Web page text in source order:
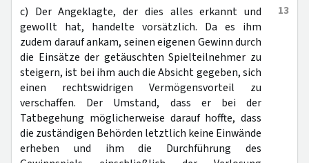
13
c) Der Angeklagte, der dies alles erkannt und
gewollt hat, handelte vorsätzlich. Da es ihm
zudem darauf ankam, seinen eigenen Gewinn durch
die Einsätze der getäuschten Spielteilnehmer zu
steigern, ist bei ihm auch die Absicht gegeben, sich
einen rechtswidrigen Vermögensvorteil zu
verschaffen. Der Umstand, dass er bei der
Tatbegehung möglicherweise darauf hoffte, dass
die zuständigen Behörden letztlich keine Einwände
erheben und ihm die Durchführung des